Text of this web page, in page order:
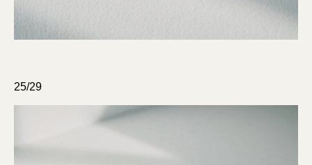
25/29